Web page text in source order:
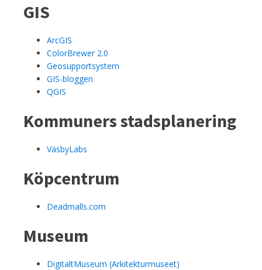
GIS
ArcGIS
ColorBrewer 2.0
Geosupportsystem
GIS-bloggen
QGIS
Kommuners stadsplanering
VäsbyLabs
Köpcentrum
Deadmalls.com
Museum
DigitaltMuseum (Arkitekturmuseet)